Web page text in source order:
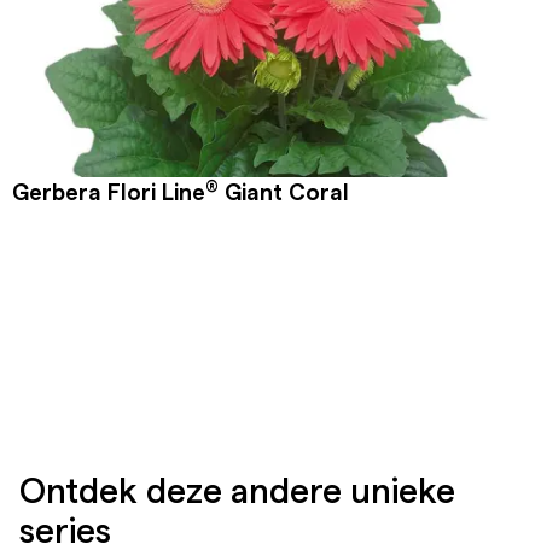
Gerbera Flori Line® Giant Coral
Ontdek deze andere unieke
series